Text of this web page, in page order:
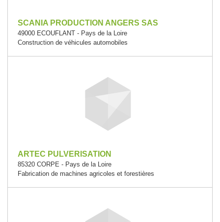
SCANIA PRODUCTION ANGERS SAS
49000 ECOUFLANT - Pays de la Loire
Construction de véhicules automobiles
ARTEC PULVERISATION
85320 CORPE - Pays de la Loire
Fabrication de machines agricoles et forestières